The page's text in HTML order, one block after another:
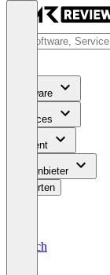
Software
Services
Content
Für Anbieter
Bewerten
Deutsch